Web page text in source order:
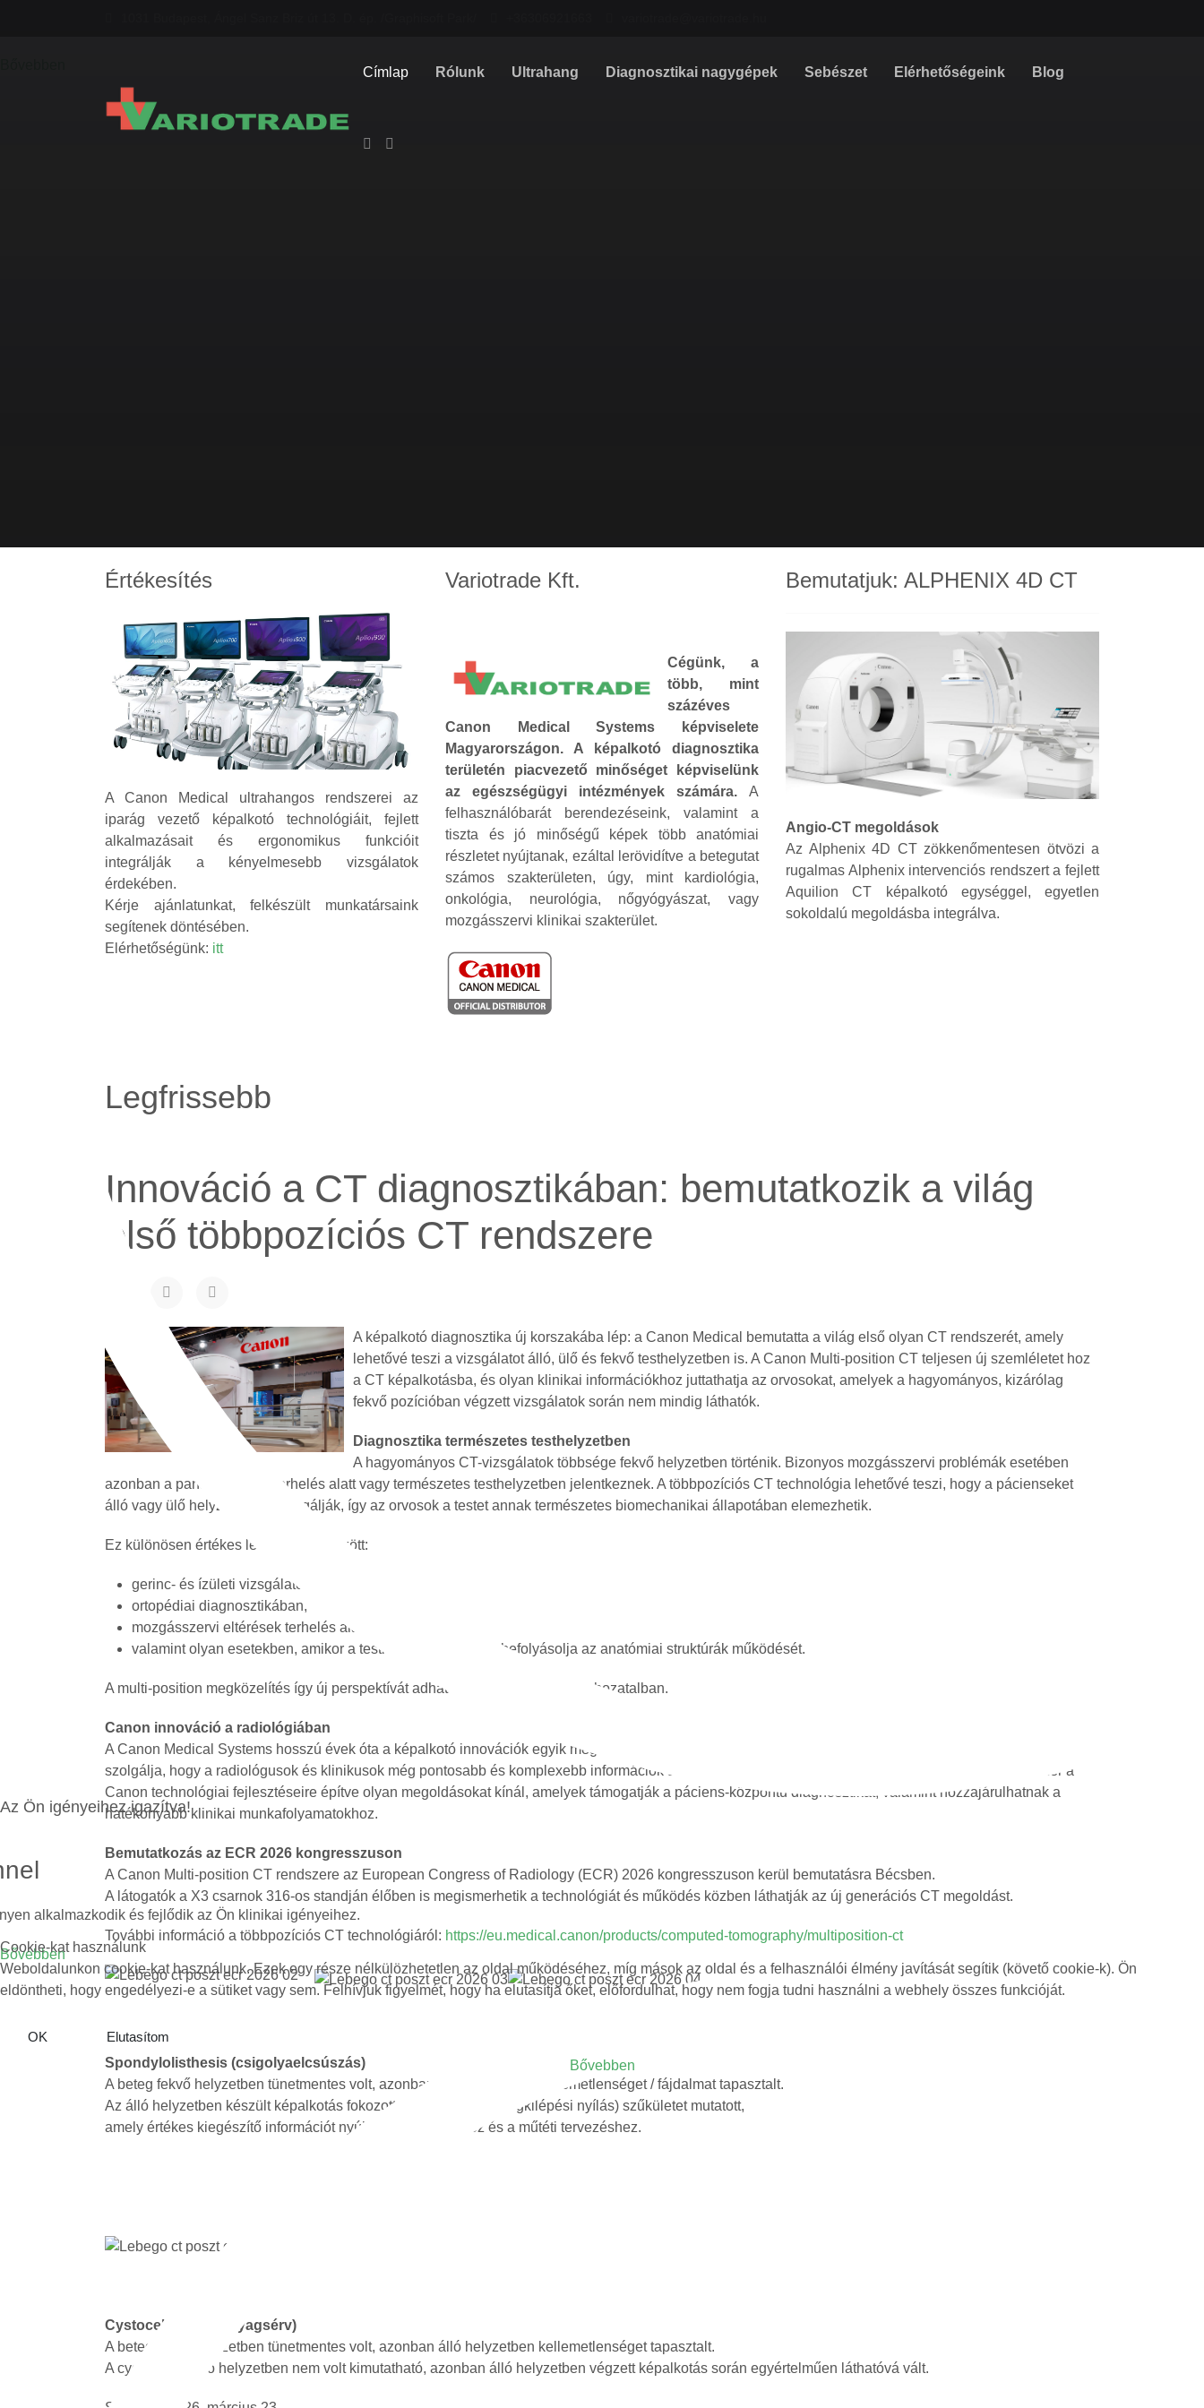
Címlap Rólunk Ultrahang Diagnosztikai nagygépek Sebészet Elérhetőségeink Blog
Az Ön igényeihez igazítva!
alkalmazkodik és fejlődik az Ön klinikai igényeihez.
Bővebben
Értékesítés
A Canon Medical ultrahangos rendszerei az
iparág vezető képalkotó technológiáit, fejlett
alkalmazásait és ergonomikus funkcióit
integrálják a kényelmesebb vizsgálatok
érdekében.
Kérje ajánlatunkat, felkészült munkatársaink
segítenek döntésében.
Elérhetőségünk: itt
Variotrade Kft.
Cégünk, a
több, mint
százéves
Canon Medical Systems képviselete
Magyarországon. A képalkotó diagnosztika
területén piacvezető minőséget képviselünk
az egészségügyi intézmények számára. A
felhasználóbarát berendezéseink, valamint a
tiszta és jó minőségű képek több anatómiai
részletet nyújtanak, ezáltal lerövidítve a betegutat
számos szakterületen, úgy, mint kardiológia,
onkológia, neurológia, nőgyógyászat, vagy
mozgásszervi klinikai szakterület.
Bemutatjuk: ALPHENIX 4D CT
Angio-CT megoldások
Az Alphenix 4D CT zökkenőmentesen ötvözi a
rugalmas Alphenix intervenciós rendszert a fejlett
Aquilion CT képalkotó egységgel, egyetlen
sokoldalú megoldásba integrálva.
Legfrissebb
Innováció a CT diagnosztikában: bemutatkozik a világ
első többpozíciós CT rendszere
A képalkotó diagnosztika új korszakába lép: a Canon Medical bemutatta a világ első olyan CT rendszerét, amely
lehetővé teszi a vizsgálatot álló, ülő és fekvő testhelyzetben is. A Canon Multi-position CT teljesen új szemléletet hoz
a CT képalkotásba, és olyan klinikai információkhoz juttathatja az orvosokat, amelyek a hagyományos, kizárólag
fekvő pozícióban végzett vizsgálatok során nem mindig láthatók.
Diagnosztika természetes testhelyzetben
A hagyományos CT-vizsgálatok többsége fekvő helyzetben történik. Bizonyos mozgásszervi problémák esetében
azonban a panaszok csak terhelés alatt vagy természetes testhelyzetben jelentkeznek. A többpozíciós CT technológia lehetővé teszi, hogy a pácienseket
álló vagy ülő helyzetben is vizsgálják, így az orvosok a testet annak természetes biomechanikai állapotában elemezhetik.
Ez különösen értékes lehet többek között:
gerinc- és ízületi vizsgálatoknál,
ortopédiai diagnosztikában,
mozgásszervi eltérések terhelés alatti elemzésénél,
valamint olyan esetekben, amikor a testhelyzet jelentősen befolyásolja az anatómiai struktúrák működését.
A multi-position megközelítés így új perspektívát adhat a diagnosztikai döntéshozatalban.
Canon innováció a radiológiában
A Canon Medical Systems hosszú évek óta a képalkotó innovációk egyik meghatározó szereplője. A Multi-position CT rendszer fejlesztése is azt a célt
szolgálja, hogy a radiológusok és klinikusok még pontosabb és komplexebb információk alapján hozhassanak diagnosztikai döntéseket. Az új rendszer a
Canon technológiai fejlesztéseire építve olyan megoldásokat kínál, amelyek támogatják a páciens-központú diagnosztikát, valamint hozzájárulhatnak a
hatékonyabb klinikai munkafolyamatokhoz.
Bemutatkozás az ECR 2026 kongresszuson
A Canon Multi-position CT rendszere az European Congress of Radiology (ECR) 2026 kongresszuson kerül bemutatásra Bécsben.
A látogatók a X3 csarnok 316-os standján élőben is megismerhetik a technológiát és működés közben láthatják az új generációs CT megoldást.
További információ a többpozíciós CT technológiáról: https://eu.medical.canon/products/computed-tomography/multiposition-ct
Spondylolisthesis (csigolyaelcsúszás)
A beteg fekvő helyzetben tünetmentes volt, azonban álló helyzetben kellemetlenséget / fájdalmat tapasztalt.
Az álló helyzetben készült képalkotás fokozott neuroforamen (idegkilépési nyílás) szűkületet mutatott,
amely értékes kiegészítő információt nyújtott a diagnózishoz és a műtéti tervezéshez.
Cystocele (húgyhólyagsérv)
A beteg fekvő helyzetben tünetmentes volt, azonban álló helyzetben kellemetlenséget tapasztalt.
A cystocele fekvő helyzetben nem volt kimutatható, azonban álló helyzetben végzett képalkotás során egyértelműen láthatóvá vált.
Cookie-kat használunk
Weboldalunkon cookie-kat használunk. Ezek egy része nélkülözhetetlen az oldal működéséhez, míg mások az oldal és a felhasználói élmény javítását segítik (követő cookie-k). Ön
eldöntheti, hogy engedélyezi-e a sütiket vagy sem. Felhívjuk figyelmét, hogy ha elutasítja őket, előfordulhat, hogy nem fogja tudni használni a webhely összes funkcióját.
OK
Elutasítom
Bővebben